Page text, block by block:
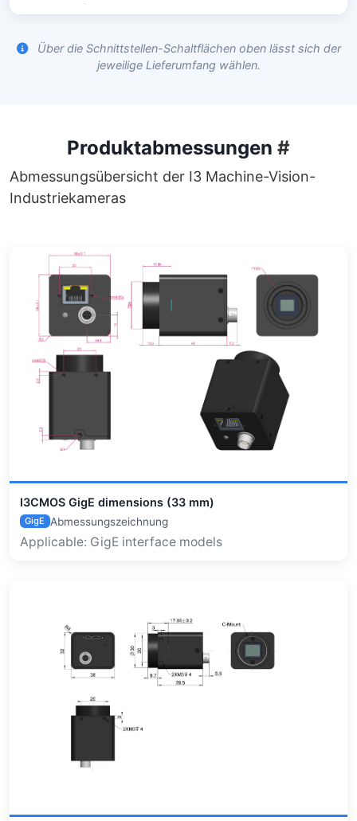
Über die Schnittstellen-Schaltflächen oben lässt sich der
jeweilige Lieferumfang wählen.
Produktabmessungen #
Abmessungsübersicht der I3 Machine-Vision-
Industriekameras
I3CMOS GigE dimensions (33 mm)
GigE Abmessungszeichnung
Applicable: GigE interface models